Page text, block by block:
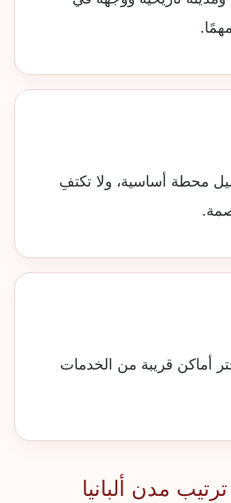
محطة أساسية، ولا تكتفِ
أماكن قريبة من الخدمات
مدن ألبانيا